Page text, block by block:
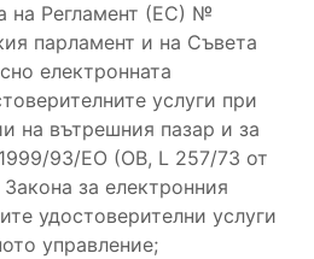
на Регламент (ЕС) №
парламент и на Съвета
електронната
услуги при
на вътрешния пазар и за
93/ЕО (OB, L 257/73 от
за електронния
удостоверителни услуги
управление;